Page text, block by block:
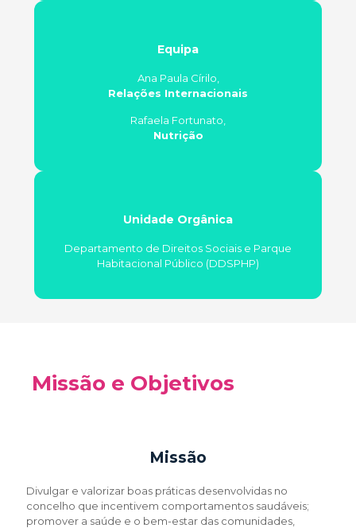
Equipa
Ana Paula Círilo,
Relações Internacionais
Rafaela Fortunato,
Nutrição
Unidade Orgânica
Departamento de Direitos Sociais e Parque
Habitacional Público (DDSPHP)
Missão e Objetivos
Missão
Divulgar e valorizar boas práticas desenvolvidas no
concelho que incentivem comportamentos saudáveis;
promover a saúde e o bem-estar das comunidades,